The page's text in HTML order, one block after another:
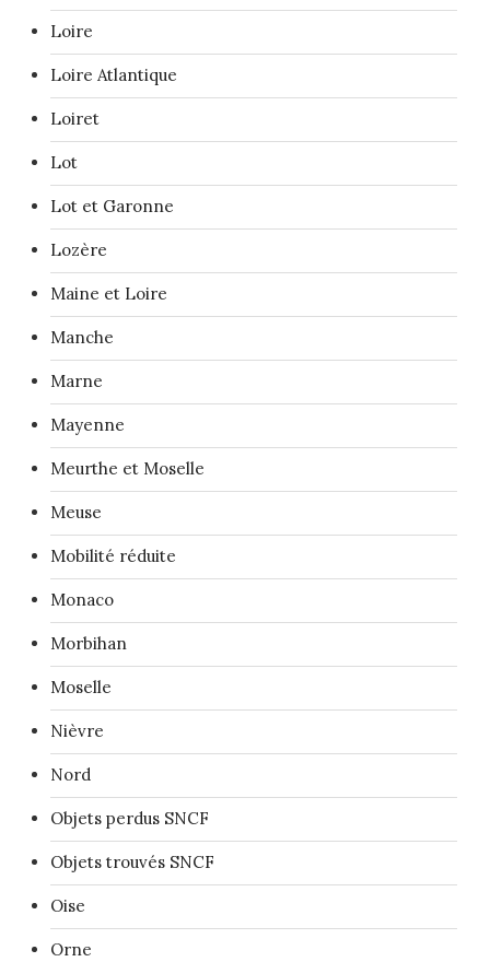
Loire
Loire Atlantique
Loiret
Lot
Lot et Garonne
Lozère
Maine et Loire
Manche
Marne
Mayenne
Meurthe et Moselle
Meuse
Mobilité réduite
Monaco
Morbihan
Moselle
Nièvre
Nord
Objets perdus SNCF
Objets trouvés SNCF
Oise
Orne